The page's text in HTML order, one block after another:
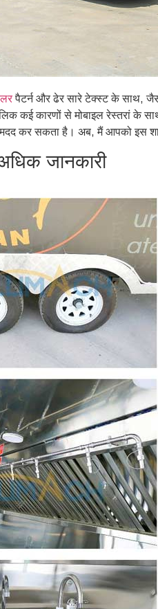
पैटर्न और ढेर सारे टेक्स्ट के साथ,
कारणों से मोबाइल रेस्तरां के
कर सकता है। अब, मैं आपको इस
जानकारी